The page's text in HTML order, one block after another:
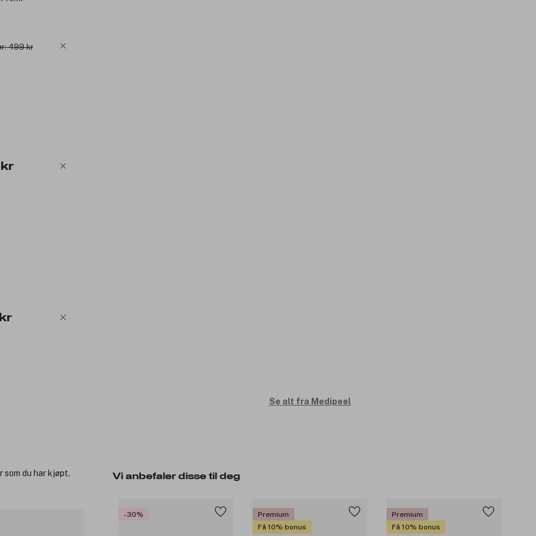
499 kr
kr
Se alt fra Medipeel
Vi anbefaler disse til deg
-30%
Premium
Få 10% bonus
Premium
Få 10% bonus
du har kjøpt.